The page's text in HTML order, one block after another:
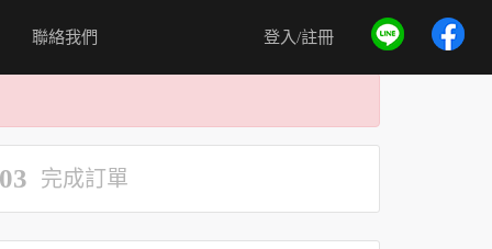
聯絡我們 登入/註冊
完成訂單